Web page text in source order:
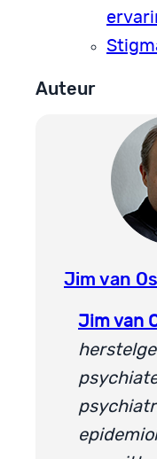
Auteur
Jim van Os
Jim van